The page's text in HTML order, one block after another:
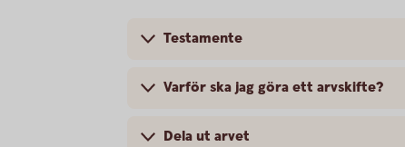
Testamente
Varför ska jag göra ett arvskifte?
Dela ut arvet